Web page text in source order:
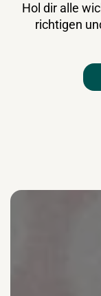
Hol dir alle
richtigen